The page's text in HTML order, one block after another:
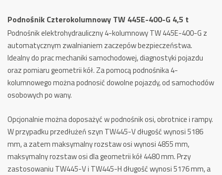
G
4,5
t
Podnośnik Czterokolumnowy TW 445E-400-G 4,5 t
Podnośnik elektrohydrauliczny 4-kolumnowy TW 445E-400-G z
automatycznym zwalnianiem zaczepów bezpieczeństwa.
Idealny do prac mechaniki samochodowej, diagnostyki pojazdu
oraz pomiaru geometrii kół.Za pomocą podnośnika 4-
kolumnowego można podnosić dowolne pojazdy, od samochodów
osobowych po wany.
Opcjonalnie można doposażyć w podnośnik osi, obrotnice i rampy.
W przypadku przedłużeń szyn TW445-V długość wynosi 5186
mm, a zatem maksymalny rozstaw osi wynosi 4855 mm,
maksymalny rozstaw osi dla geometrii kół 4480 mm.Przy
zastosowaniu TW445-V i TW445-H długość wynosi 5176 mm, a